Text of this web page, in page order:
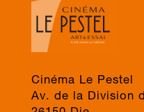
Cinéma Le Pestel
Av. de la Division